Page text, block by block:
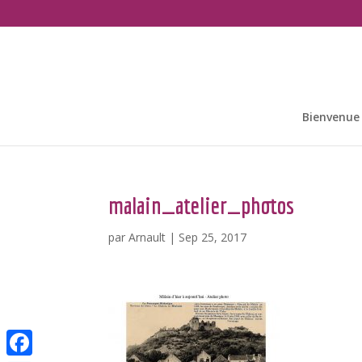
malain_atelier_photos
parArnault | Sep 25, 2017